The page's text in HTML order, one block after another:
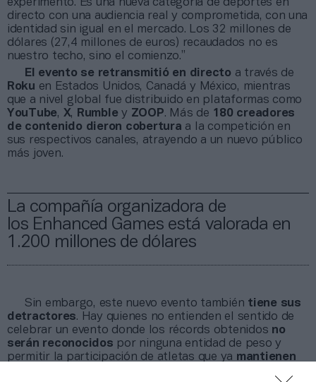
experimento. Es una nueva categoría de deportes en
directo con una audiencia real y comprometida, con una
identidad sin igual en el mercado. Los 32 millones de
dólares (27,4 millones de euros) recaudados no es
nuestro techo, sino el comienzo.”
El evento se retransmitió en directo a través de
Roku en Estados Unidos, Canadá y México, mientras
que a nivel global fue distribuido en plataformas como
YouTube, X, Rumble y ZOOP. Más de 180 creadores
de contenido dieron cobertura a la competición en
sus respectivos canales, atrayendo a un nuevo público
más joven.
La compañía organizadora de
los Enhanced Games está valorada en
1.200 millones de dólares
Sin embargo, este nuevo evento también tiene sus
detractores. Hay quienes no entienden el sentido de
celebrar un evento donde los récords obtenidos no
serán reconocidos por ninguna entidad de peso y
permitir la participación de atletas que ya mantienen